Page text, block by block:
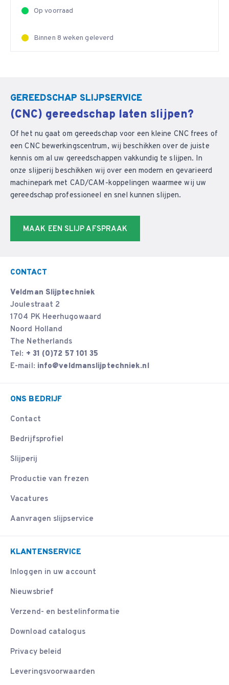
Op voorraad
Binnen 8 weken geleverd
GEREEDSCHAP SLIJPSERVICE
(CNC) gereedschap laten slijpen?
Of het nu gaat om gereedschap voor een kleine CNC frees of
een CNC bewerkingscentrum, wij beschikken over de juiste
kennis om al uw gereedschappen vakkundig te slijpen. In
onze slijperij beschikken wij over een modern en gevarieerd
machinepark met CAD/CAM-koppelingen waarmee wij uw
gereedschap professioneel en snel kunnen slijpen.
MAAK EEN SLIJP AFSPRAAK
CONTACT
Veldman Slijptechniek
Joulestraat 2
1704 PK Heerhugowaard
Noord Holland
The Netherlands
Tel: + 31 (0)72 57 101 35
E-mail: info@veldmanslijptechniek.nl
ONS BEDRIJF
Contact
Bedrijfsprofiel
Slijperij
Productie van frezen
Vacatures
Aanvragen slijpservice
KLANTENSERVICE
Inloggen in uw account
Nieuwsbrief
Verzend- en bestelinformatie
Download catalogus
Privacy beleid
Leveringsvoorwaarden